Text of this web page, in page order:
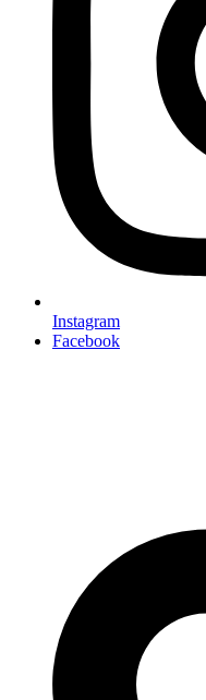
Instagram
Facebook